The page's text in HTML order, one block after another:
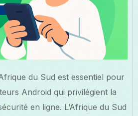
du Sud est essentiel pour
Android qui privilégient la
en ligne. L’Afrique du Sud